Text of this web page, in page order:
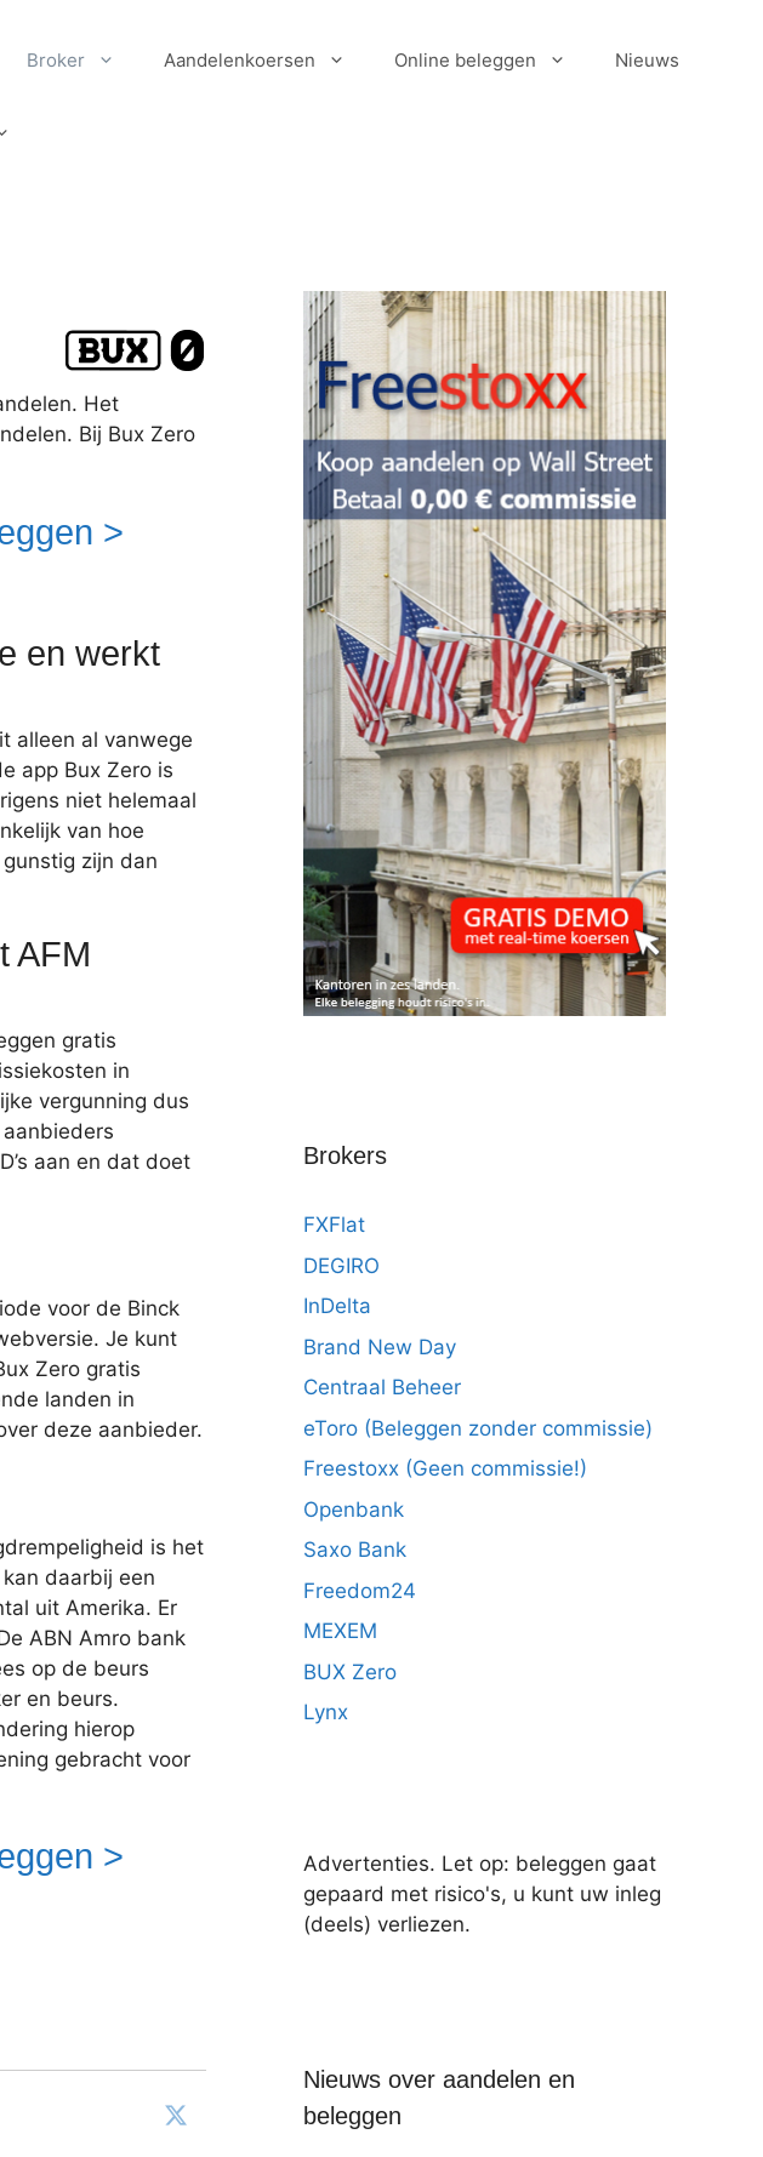
Broker Aandelenkoersen Online beleggen Nieuws
Het
Bij Bux Zero
>
en werkt
alleen al vanwege
app Bux Zero is
niet helemaal
van hoe
zijn dan
AFM
gratis
in
vergunning dus
aan en dat doet
voor de Binck
Je kunt
Zero gratis
landen in
deze aanbieder.
is het
daarbij een
uit Amerika. Er
ABN Amro bank
op de beurs
en beurs.
hierop
gebracht voor
>
Brokers
FXFlat
DEGIRO
InDelta
Brand New Day
Centraal Beheer
eToro (Beleggen zonder commissie)
Freestoxx (Geen commissie!)
Openbank
Saxo Bank
Freedom24
MEXEM
BUX Zero
Lynx
Advertenties. Let op: beleggen gaat
gepaard met risico's, u kunt uw inleg
(deels) verliezen.
Nieuws over aandelen en
beleggen